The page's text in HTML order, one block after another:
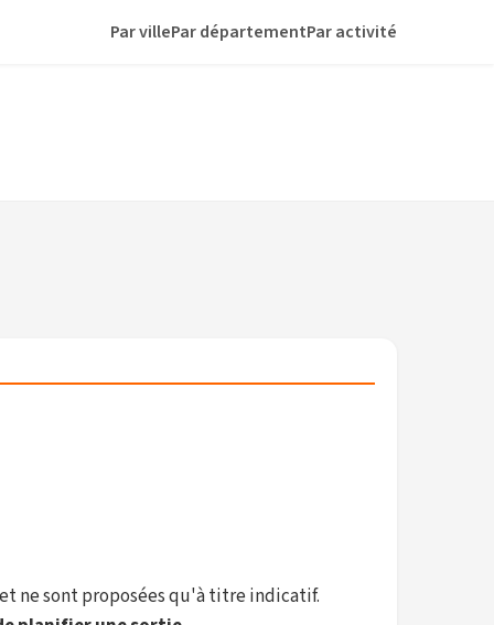
Par villePar départementPar activité
ne sont proposées qu'à titre indicatif.